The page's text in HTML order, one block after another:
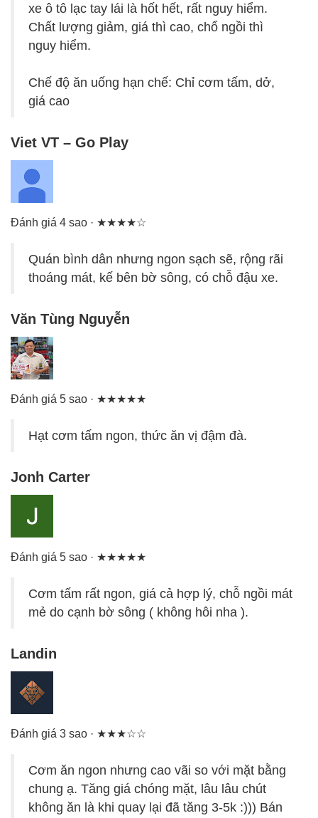
xe ô tô lạc tay lái là hốt hết, rất nguy hiểm.
Chất lượng giảm, giá thì cao, chổ ngồi thì
nguy hiểm.
Chế độ ăn uống hạn chế: Chỉ cơm tấm, dở,
giá cao
Viet VT – Go Play
Đánh giá 4 sao · ★★★★☆
Quán bình dân nhưng ngon sạch sẽ, rộng rãi
thoáng mát, kế bên bờ sông, có chỗ đậu xe.
Văn Tùng Nguyễn
Đánh giá 5 sao · ★★★★★
Hạt cơm tấm ngon, thức ăn vị đậm đà.
Jonh Carter
Đánh giá 5 sao · ★★★★★
Cơm tấm rất ngon, giá cả hợp lý, chỗ ngồi mát
mẻ do cạnh bờ sông ( không hôi nha ).
Landin
Đánh giá 3 sao · ★★★☆☆
Cơm ăn ngon nhưng cao vãi so với mặt bằng
chung ạ. Tăng giá chóng mặt, lâu lâu chút
không ăn là khi quay lại đã tăng 3-5k :))) Bán